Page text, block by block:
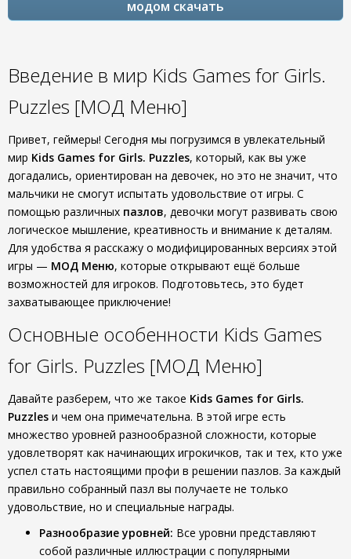
модом скачать
Введение в мир Kids Games for Girls.
Puzzles [МОД Меню]
Привет, геймеры! Сегодня мы погрузимся в увлекательный
мир Kids Games for Girls. Puzzles, который, как вы уже
догадались, ориентирован на девочек, но это не значит, что
мальчики не смогут испытать удовольствие от игры. С
помощью различных пазлов, девочки могут развивать свою
логическое мышление, креативность и внимание к деталям.
Для удобства я расскажу о модифицированных версиях этой
игры — МОД Меню, которые открывают ещё больше
возможностей для игроков. Подготовьтесь, это будет
захватывающее приключение!
Основные особенности Kids Games
for Girls. Puzzles [МОД Меню]
Давайте разберем, что же такое Kids Games for Girls.
Puzzles и чем она примечательна. В этой игре есть
множество уровней разнообразной сложности, которые
удовлетворят как начинающих игрокичков, так и тех, кто уже
успел стать настоящими профи в решении пазлов. За каждый
правильно собранный пазл вы получаете не только
удовольствие, но и специальные награды.
Разнообразие уровней: Все уровни представляют
собой различные иллюстрации с популярными